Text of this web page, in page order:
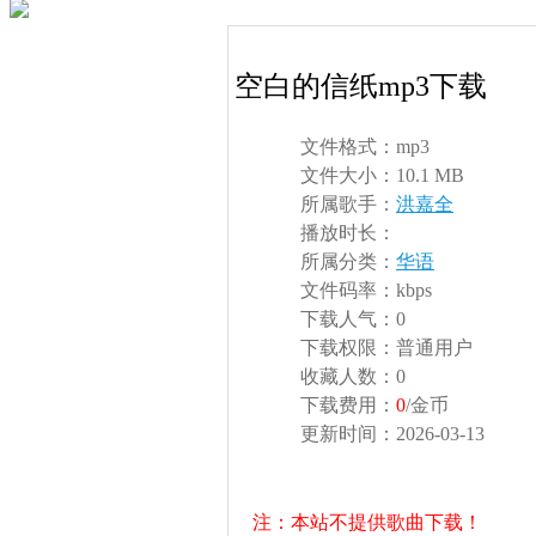
空白的信纸mp3下载
文件格式： mp3
文件大小： 10.1 MB
所属歌手： 洪嘉全
播放时长：
所属分类： 华语
文件码率： kbps
下载人气： 0
下载权限： 普通用户
收藏人数： 0
下载费用： 0/金币
更新时间： 2026-03-13
注：本站不提供歌曲下载！